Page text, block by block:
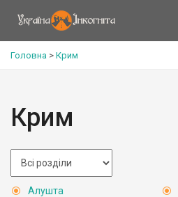
Головна > Крим
Крим
Алушта